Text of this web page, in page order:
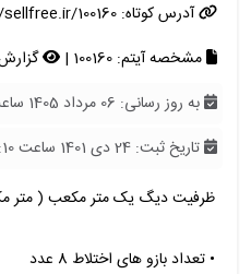
آدرس کوتاه:100160
مشخصه آیتم: 100160 |
گزارش
به روز رسانی: 06 مرداد 1405 ساعت 14:45:27
تاریخ ثبت: 24 دی 1401 ساعت 08:55:10
ظرفیت دیگ یک متر مکعب ( متر
• تعداد بازو های اختلاط 8 عدد